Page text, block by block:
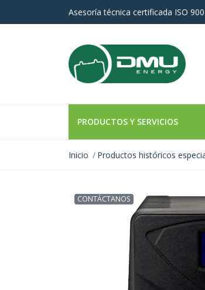
Asesoría técnica certificada ISO
PRODUCTOS Y SERVICIOS
Inicio Productos históricos
CONTÁCTANOS